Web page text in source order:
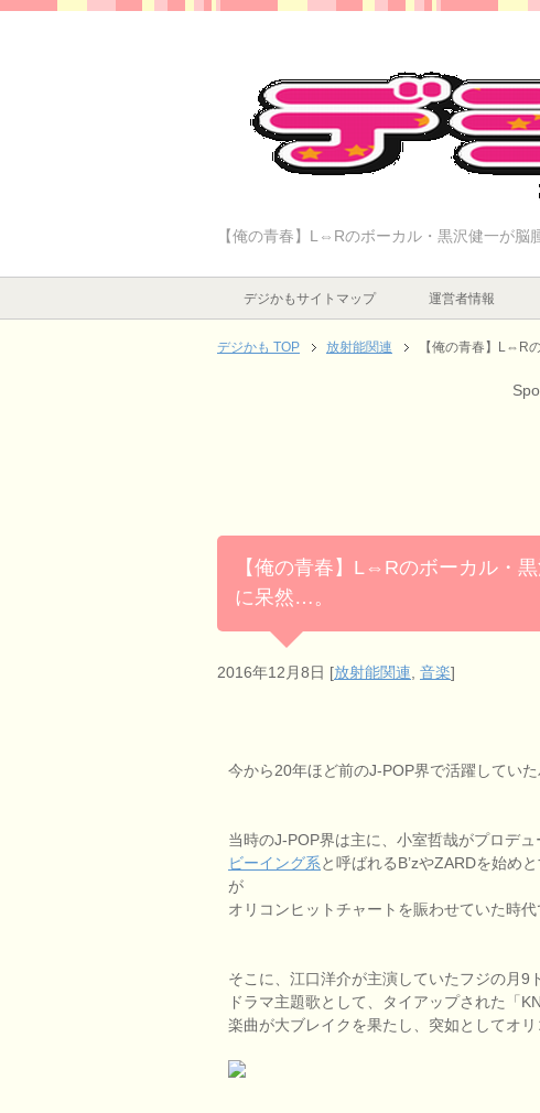
【俺の青春】L⇔Rのボーカル・黒沢健一が脳
デジかもサイトマップ 運営者情報
デジかも TOP 放射能関連 【俺の青春】L⇔R
【俺の青春】L⇔Rのボーカル・
に呆然…。
2016年12月8日 [放射能関連 音楽]
今から20年ほど前のJ-POP界で活躍してい
当時のJ-POP界は主に、小室哲哉がプロデ
ビーイング系と呼ばれるB’zやZARDを始め
が
オリコンヒットチャートを賑わせていた時代
そこに、江口洋介が主演していたフジの月9
ドラマ主題歌として、タイアップされた「
楽曲が大ブレイクを果たし、突如としてオ